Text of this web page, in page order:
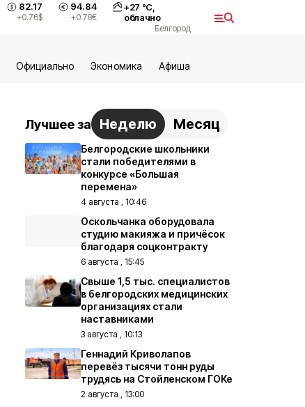
82.17
+0.76$
94.84
+0.78€
+27 °С,
облачно
Белгород
Официально Экономика Aфиша
Лучшее за Неделю Месяц
Белгородские школьники
стали победителями в
конкурсе «Большая
перемена»
4 августа , 10:46
Оскольчанка оборудовала
студию макияжа и причёсок
благодаря соцконтракту
6 августа , 15:45
Свыше 1,5 тыс. специалистов
в белгородских медицинских
организациях стали
наставниками
3 августа , 10:13
Геннадий Криволапов
перевёз тысячи тонн руды
трудясь на Стойленском ГОКе
2 августа , 13:00